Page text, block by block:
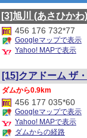
[3]旭川 (あさひかわ)
456 176 732*77
Googleマップで表示
Yahoo! MAPで表示
[15]クアドーム ザ
0.9km
456 177 035*60
Googleマップで表示
Yahoo! MAPで表示
ダムからの経路